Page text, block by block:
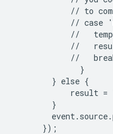
// to
// case
//
//
//
              }
        } else {
result
        }
      });